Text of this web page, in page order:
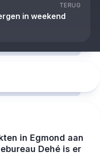
TERUG
in weekend
in Egmond aan
Dehé is er